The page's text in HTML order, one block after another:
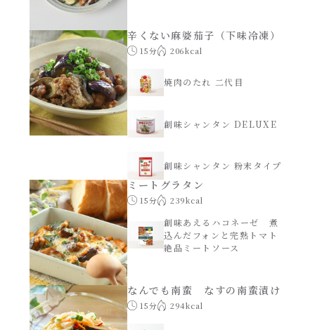
主菜
副菜
ごはんもの
スープ
本気中華
肉ピクキノピク
鍋
創味のつゆ
創味のつゆあまくち
京の和風だし
白だし
カレーだし
そうめんつゆ
辛くない麻婆茄子（下味冷凍）
15分 206kcal
焼肉のたれ 二代目
創味シャンタン DELUXE
創味シャンタン 粉末タイプ
ミートグラタン
15分 239kcal
創味あえるハコネーゼ 煮
込んだフォンと完熟トマト
絶品ミートソース
なんでも南蛮 なすの南蛮漬け
15分 294kcal